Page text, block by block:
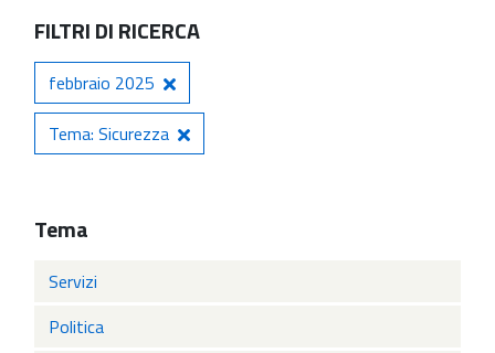
FILTRI DI RICERCA
febbraio 2025
Tema: Sicurezza
Tema
Servizi
Politica